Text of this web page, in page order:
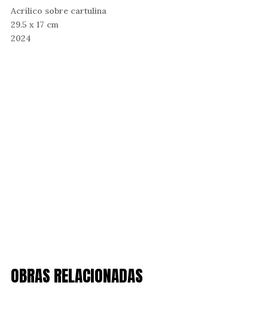
Acrílico sobre cartulina
29.5 x 17 cm
2024
OBRAS RELACIONADAS